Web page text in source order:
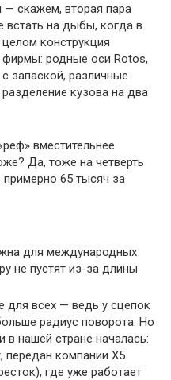
— скажем, вторая пара
встать на дыбы, когда в
конструкция
фирмы: родные оси Rotos,
запаской, различные
кузова на два
вместительнее
Да, тоже на четверть
65 тысяч за
для международных
не пустят из-за длины
для всех — ведь у сцепок
радиус поворота. Но
в нашей стране началась:
передан компании X5
где уже работает